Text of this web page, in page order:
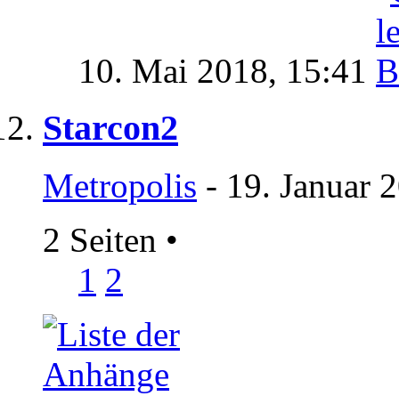
10. Mai 2018, 15:41
Starcon2
Metropolis - 19. Januar
2 Seiten •
1 2